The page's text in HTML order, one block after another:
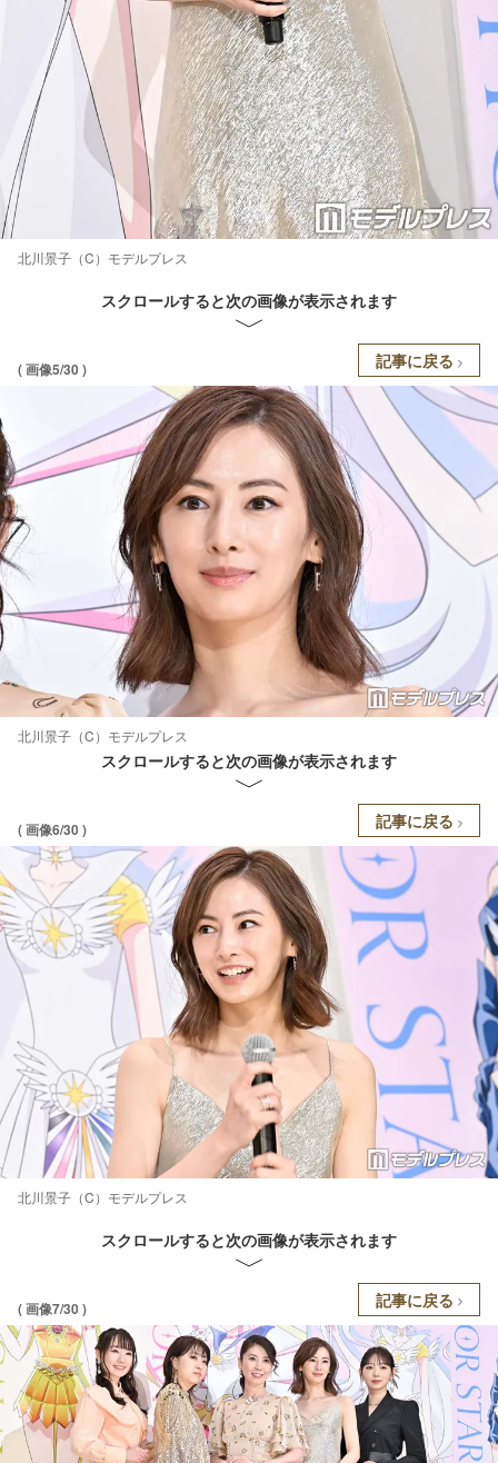
北川景子（C）モデルプレス
スクロールすると次の画像が表示されます
( 画像5/30 ) 記事に戻る
北川景子（C）モデルプレス
スクロールすると次の画像が表示されます
( 画像6/30 ) 記事に戻る
北川景子（C）モデルプレス
スクロールすると次の画像が表示されます
( 画像7/30 ) 記事に戻る